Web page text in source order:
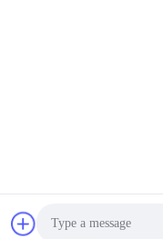
Guangzhou BetterCan